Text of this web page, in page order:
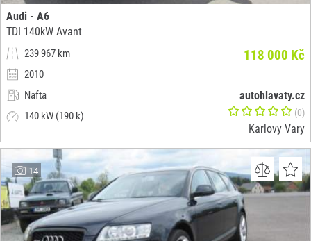
Audi - A6
TDI 140kW Avant
239 967 km
2010
Nafta
140 kW (190 k)
118 000 Kč
autohlavaty.cz
(0)
Karlovy Vary
14